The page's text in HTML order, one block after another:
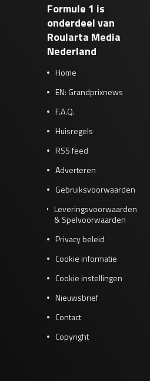
Formule 1 is
onderdeel van
Roularta Media
Nederland
Home
EN: Grandprixnews
F.A.Q.
Huisregels
RSS feed
Adverteren
Gebruiksvoorwaarden
Leveringsvoorwaarden
& Spelvoorwaarden
Privacy beleid
Cookie informatie
Cookie instellingen
Nieuwsbrief
Contact
Copyright